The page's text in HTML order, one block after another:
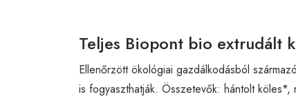
Teljes Biopont bio extrudált
Ellenőrzött ökológiai gazdálkodásból
is fogyaszthatják. Összetevők: hántolt